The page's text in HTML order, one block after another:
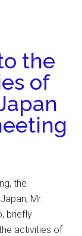
the
of
the
Mr.
briefly
activities of